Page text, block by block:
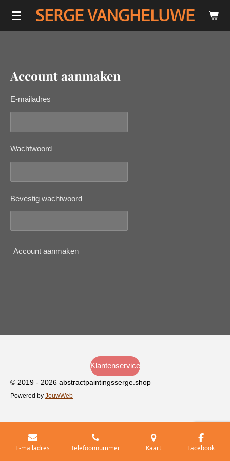
Ga
SERGE VANGHELUWE
Account aanmaken
E-mailadres
Wachtwoord
Bevestig wachtwoord
Account aanmaken
Klantenservice
© 2019 - 2026 abstractpaintingsserge.shop
Powered by JouwWeb
E-mailadres Telefoonnummer Kaart Facebook